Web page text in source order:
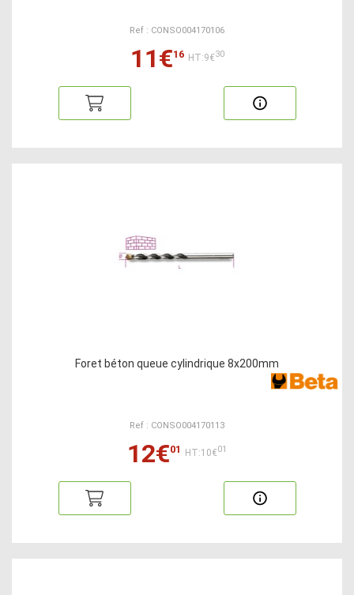
Ref : CONSO004170106
11€16 HT:9€30
Foret béton queue cylindrique 8x200mm
Ref : CONSO004170113
12€01 HT:10€01